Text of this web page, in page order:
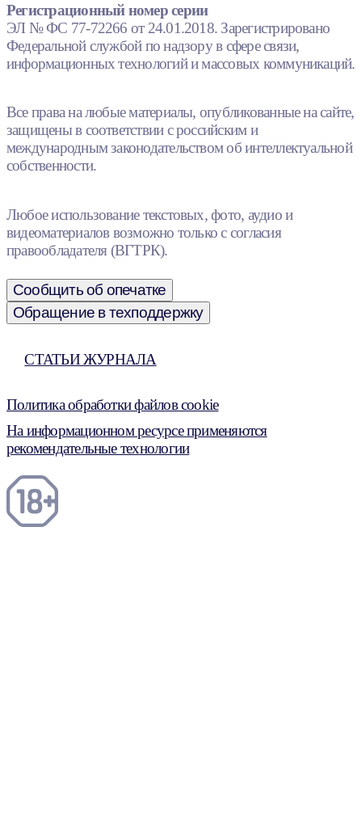
Регистрационный номер серии
ЭЛ № ФС 77-72266 от 24.01.2018. Зарегистрировано
Федеральной службой по надзору в сфере связи,
информационных технологий и массовых коммуникаций.
Все права на любые материалы, опубликованные на сайте,
защищены в соответствии с российским и
международным законодательством об интеллектуальной
собственности.
Любое использование текстовых, фото, аудио и
видеоматериалов возможно только с согласия
правообладателя (ВГТРК).
Сообщить об опечатке
Обращение в техподдержку
СТАТЬИ ЖУРНАЛА
Политика обработки файлов cookie
На информационном ресурсе применяются
рекомендательные технологии